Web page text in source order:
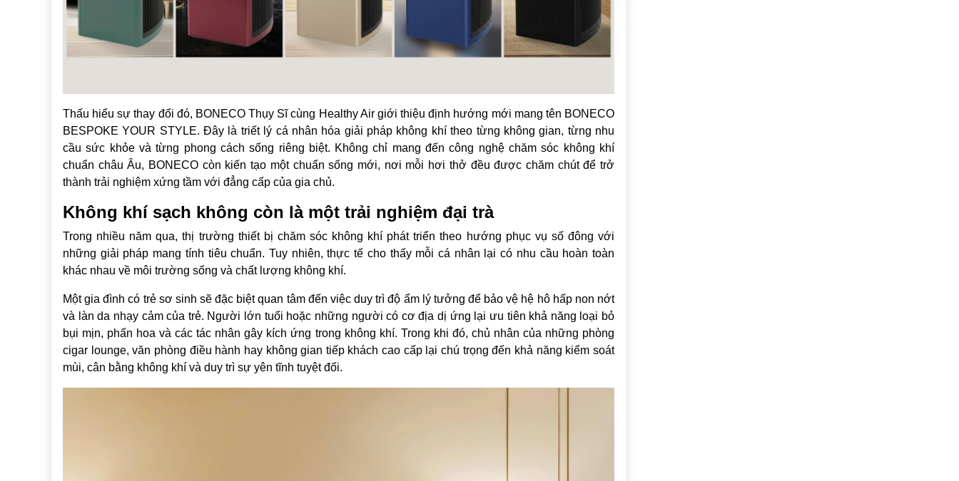
Thấu hiểu sự thay đổi đó, BONECO Thụy Sĩ cùng Healthy Air giới thiệu định hướng mới mang tên BONECO
BESPOKE YOUR STYLE. Đây là triết lý cá nhân hóa giải pháp không khí theo từng không gian, từng nhu
cầu sức khỏe và từng phong cách sống riêng biệt. Không chỉ mang đến công nghệ chăm sóc không khí
chuẩn châu Âu, BONECO còn kiến tạo một chuẩn sống mới, nơi mỗi hơi thở đều được chăm chút để trở
thành trải nghiệm xứng tầm với đẳng cấp của gia chủ.
Không khí sạch không còn là một trải nghiệm đại trà
Trong nhiều năm qua, thị trường thiết bị chăm sóc không khí phát triển theo hướng phục vụ số đông với
những giải pháp mang tính tiêu chuẩn. Tuy nhiên, thực tế cho thấy mỗi cá nhân lại có nhu cầu hoàn toàn
khác nhau về môi trường sống và chất lượng không khí.
Một gia đình có trẻ sơ sinh sẽ đặc biệt quan tâm đến việc duy trì độ ẩm lý tưởng để bảo vệ hệ hô hấp non nớt
và làn da nhạy cảm của trẻ. Người lớn tuổi hoặc những người có cơ địa dị ứng lại ưu tiên khả năng loại bỏ
bụi mịn, phấn hoa và các tác nhân gây kích ứng trong không khí. Trong khi đó, chủ nhân của những phòng
cigar lounge, văn phòng điều hành hay không gian tiếp khách cao cấp lại chú trọng đến khả năng kiểm soát
mùi, cân bằng không khí và duy trì sự yên tĩnh tuyệt đối.